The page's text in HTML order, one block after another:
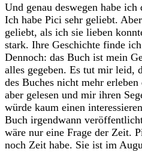
Und genau deswegen habe ich
Ich habe Pici sehr geliebt.
geliebt, als ich sie lieben
stark. Ihre Geschichte finde
Dennoch: das Buch ist mein
alles gegeben. Es tut mir leid,
des Buches nicht mehr
aber gelesen und mir ihren
würde kaum einen
Buch irgendwann
wäre nur eine Frage der Zeit.
noch Zeit habe. Sie ist im